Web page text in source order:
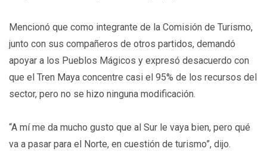
Mencionó que como integrante de la Comisión de Turismo,
junto con sus compañeros de otros partidos, demandó
apoyar a los Pueblos Mágicos y expresó desacuerdo con
que el Tren Maya concentre casi el 95% de los recursos del
sector, pero no se hizo ninguna modificación.
“A mí me da mucho gusto que al Sur le vaya bien, pero qué
va a pasar para el Norte, en cuestión de turismo”, dijo.